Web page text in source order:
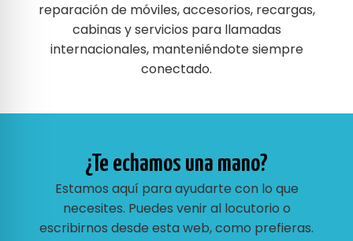
reparación de móviles, accesorios, recargas,
cabinas y servicios para llamadas
internacionales, manteniéndote siempre
conectado.
¿Te echamos una mano?
Estamos aquí para ayudarte con lo que
necesites. Puedes venir al locutorio o
escribirnos desde esta web, como prefieras.